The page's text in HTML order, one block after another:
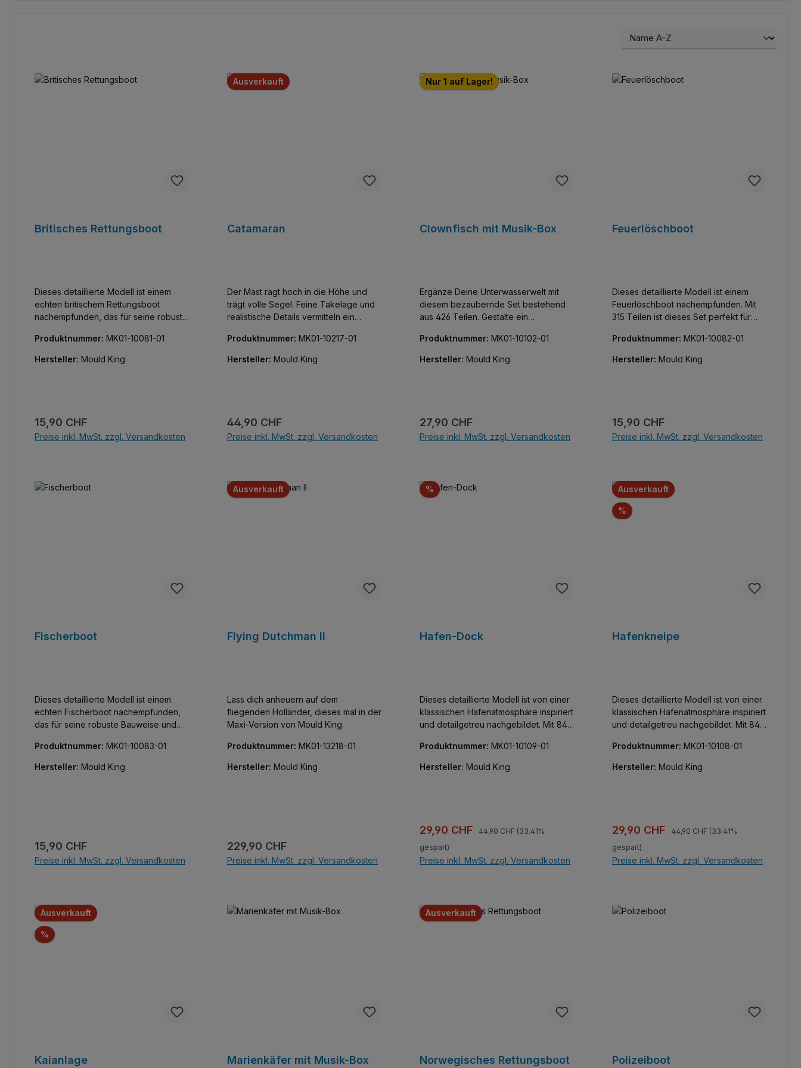
Britisches Rettungsboot
Dieses detaillierte Modell ist einem
echten britischem Rettungsboot
nachempfunden, das für seine robuste
bei rauer See bekannt ist. Mit 364
Teilen ist dieses Set perfekt für
diejenigen, die akribische Details und
Produktnummer: MK01-10081-01
Hersteller: Mould King
Regulärer Preis:
15,90 CHF
Preise inkl. MwSt. zzgl. Versandkosten
Ausverkauft
Catamaran
Der Mast ragt hoch in die Höhe und
trägt volle Segel. Feine Takelage und
realistische Details vermitteln ein
Produktnummer: MK01-10217-01
Hersteller: Mould King
Regulärer Preis:
44,90 CHF
Preise inkl. MwSt. zzgl. Versandkosten
Nur 1 auf Lager!
Clownfisch mit Musik-Box
Ergänze Deine Unterwasserwelt mit
diesem bezaubernde Set bestehend
aus 426 Teilen. Gestalte ein
komplett mit einem leuchtend orangen
Clownfisch und bunten Wasserpflanze
aus einer tollen Vielfalt an Farben und
eingebaute Spiehluhrmechanismus
untermalt die Szene mit einer
entspannenden Melodie. Als weiteres
und dein Riff so schön bleiben, wie am
ersten Tag.
Produktnummer: MK01-10102-01
Hersteller: Mould King
Regulärer Preis:
27,90 CHF
Preise inkl. MwSt. zzgl. Versandkosten
Feuerlöschboot
Dieses detaillierte Modell ist einem
Feuerlöschboot nachempfunden. Mit
315 Teilen ist dieses Set perfekt für
Funktionalität auch bei kleinen
Modellen schätzen.
Produktnummer: MK01-10082-01
Hersteller: Mould King
Regulärer Preis:
15,90 CHF
Preise inkl. MwSt. zzgl. Versandkosten
Fischerboot
Dieses detaillierte Modell ist einem
echten Fischerboot nachempfunden,
das für seine robuste Bauweise und
bekannt ist. Mit 420 Teilen ist dieses
Set perfekt für diejenigen, die
akribische Details und Funktionalität
Produktnummer: MK01-10083-01
Hersteller: Mould King
Regulärer Preis:
15,90 CHF
Preise inkl. MwSt. zzgl. Versandkosten
Ausverkauft
Flying Dutchman II
Lass dich anheuern auf dem
fliegenden Holländer, dieses mal in der
Maxi-Version von Mould King.
Produktnummer: MK01-13218-01
Hersteller: Mould King
Regulärer Preis:
229,90 CHF
Preise inkl. MwSt. zzgl. Versandkosten
% Rabatt
Hafen-Dock
Dieses detaillierte Modell ist von einer
klassischen Hafenatmosphäre inspiriert
und detailgetreu nachgebildet. Mit 842
diejenigen, die akribische Details und
Funktionalität auch bei kleinen
Modellen schätzen. Das Dock ist mit
armageddon1030. Set enthält Sticker.
Produktnummer: MK01-10109-01
Hersteller: Mould King
Verkaufspreis:
29,90 CHF Regulärer Preis:
44,90 CHF (33.41%
gespart)
Preise inkl. MwSt. zzgl. Versandkosten
Ausverkauft
% Rabatt
Hafenkneipe
Dieses detaillierte Modell ist von einer
klassischen Hafenatmosphäre inspiriert
und detailgetreu nachgebildet. Mit 842
diejenigen, die akribische Details und
Funktionalität auch bei kleinen
Modellen schätzen. Das Dock ist mit
armageddon1030. Set enthält Sticker.
Produktnummer: MK01-10108-01
Hersteller: Mould King
Verkaufspreis:
29,90 CHF Regulärer Preis:
44,90 CHF (33.41%
gespart)
Preise inkl. MwSt. zzgl. Versandkosten
Ausverkauft
% Rabatt
Kaianlage Marienkäfer mit Musik-Box
Ausverkauft
Norwegisches Rettungsboot Polizeiboot